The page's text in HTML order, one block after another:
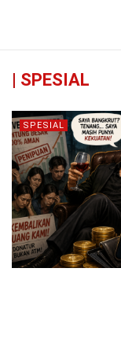
| SPESIAL
SPESIAL